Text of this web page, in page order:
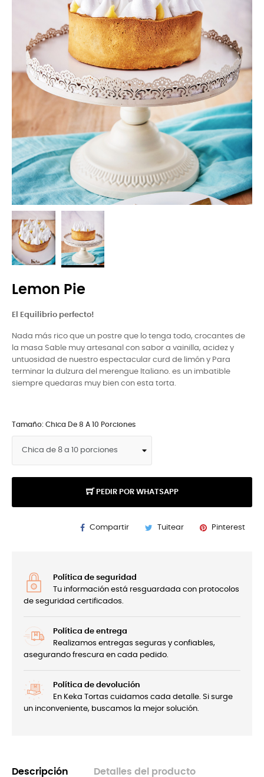
Lemon Pie
El Equilibrio perfecto!
Nada más rico que un postre que lo tenga todo, crocantes de
la masa Sable muy artesanal con sabor a vainilla, acidez y
untuosidad de nuestro espectacular curd de limón y Para
terminar la dulzura del merengue Italiano. es un imbatible
siempre quedaras muy bien con esta torta.
Tamaño: Chica De 8 A 10 Porciones
PEDIR POR WHATSAPP
Compartir Tuitear Pinterest
Política de seguridad
Tu información está resguardada con protocolos
de seguridad certificados.
Política de entrega
Realizamos entregas seguras y confiables,
asegurando frescura en cada pedido.
Política de devolución
En Keka Tortas cuidamos cada detalle. Si surge
un inconveniente, buscamos la mejor solución.
Descripción Detalles del producto